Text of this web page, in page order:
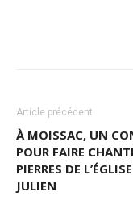
Article précédent
À MOISSAC, UN
POUR FAIRE
PIERRES DE
JULIEN